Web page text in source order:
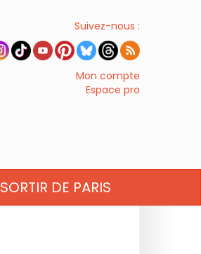
Suivez-nous :
Mon compte
Espace pro
SORTIR DE PARIS